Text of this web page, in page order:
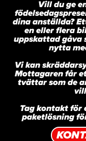
Vill du ge
dina anställda?
en eller flera
uppskattad gåva
nytta
Vi kan
Mottagaren får
tvättar som de
Tag kontakt för
paketlösning